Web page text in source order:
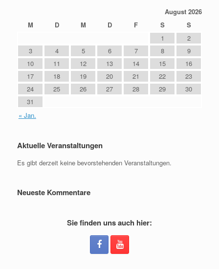
August 2026
M
D M D F S S
« Jan.
1
2
3
4 5 6 7 8
9
10
11 12 13 14 15
16
17
18 19 20 21 22
23
24
25 26 27 28 29
30
31
Aktuelle Veranstaltungen
Es gibt derzeit keine bevorstehenden Veranstaltungen.
Neueste Kommentare
Sie finden uns auch hier: